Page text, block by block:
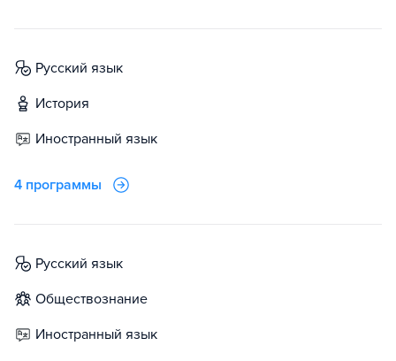
русский язык
история
иностранный язык
4 программы
русский язык
обществознание
иностранный язык